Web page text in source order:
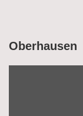
Oberhausen